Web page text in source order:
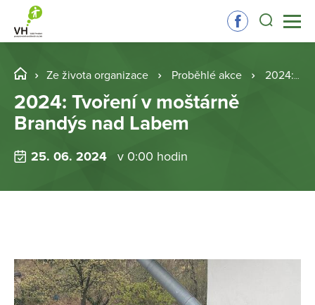
Ze života organizace Proběhlé akce 2024: Tvoření v moštárně Brandýs nad Labem
2024: Tvoření v moštárně
Brandýs nad Labem
25. 06. 2024 v 0:00 hodin